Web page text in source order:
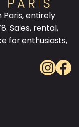
Paris, entirely
Sales, rental,
for enthusiasts,